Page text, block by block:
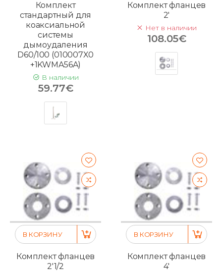
Комплект
стандартный для
коаксиальной
системы
дымоудаления
D60/100 (010007X0
+1KWMA56A)
В наличии
59.77€
Комплект фланцев
2'
Нет в наличии
108.05€
В КОРЗИНУ
Комплект фланцев
2'1/2
В КОРЗИНУ
Комплект фланцев
4'